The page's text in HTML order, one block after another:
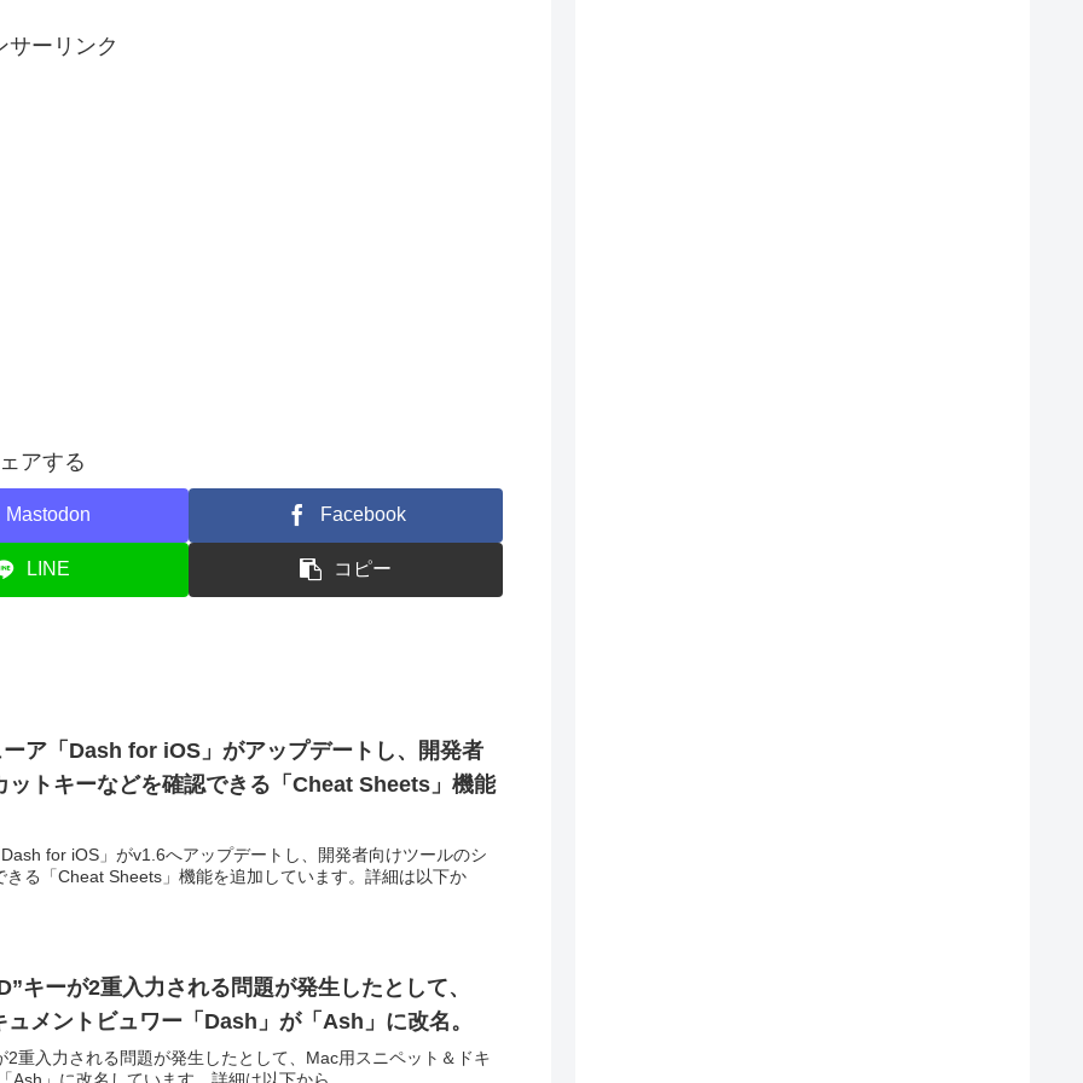
サーリンク
アする
Mastodon Facebook
LINE コピー
ア「Dash for iOS」がアップデートし、開発者
ットキーなどを確認できる「Cheat Sheets」機能
for iOS」がv1.6へアップデートし、開発者向けツールのシ
きる「Cheat Sheets」機能を追加しています。詳細は以下か
キーが2重入力される問題が発生したとして、
メントビュワー「Dash」が「Ash」に改名。
重入力される問題が発生したとして、Mac用スニペット＆ドキ